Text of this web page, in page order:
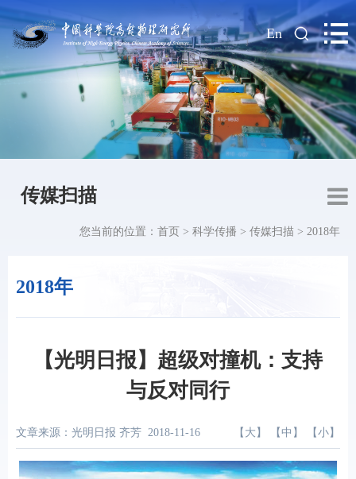
| En
传媒扫描
2018年
您当前的位置： 首页 > 科学传播 > 传媒扫描 > 2018年
【光明日报】超级对撞机：支持
与反对同行
文章来源：光明日报 齐芳 2018-11-16 【 大 】 【 中 】 【 小 】